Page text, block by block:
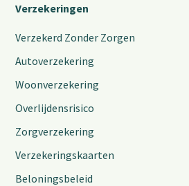
Verzekeringen
Verzekerd Zonder Zorgen
Autoverzekering
Woonverzekering
Overlijdensrisico
Zorgverzekering
Verzekeringskaarten
Beloningsbeleid